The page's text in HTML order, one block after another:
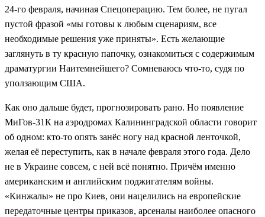
24-го февраля, начиная Спецоперацию. Тем более, не пугал
пустой фразой «мы готовы к любым сценариям, все
необходимые решения уже приняты». Есть желающие
заглянуть в ту красную папочку, ознакомиться с содержимым
драматургии Наитемнейшего? Сомневаюсь что-то, судя по
уползающим США.
Как оно дальше будет, прогнозировать рано. Но появление
МиГов-31К на аэродромах Калининградской области говорит
об одном: кто-то опять занёс ногу над красной ленточкой,
желая её переступить, как в начале февраля этого года. Дело
не в Украине совсем, с ней всё понятно. Причём именно
американским и английским поджигателям войны.
«Кинжалы» не про Киев, они нацелились на европейские
передаточные центры приказов, арсеналы наиболее опасного